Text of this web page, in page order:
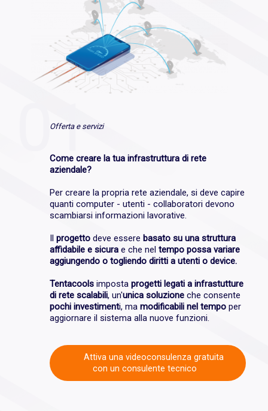
Offerta e servizi
Come creare la tua infrastruttura di rete
aziendale?
Per creare la propria rete aziendale, si deve capire
quanti computer - utenti - collaboratori devono
scambiarsi informazioni lavorative.
Il progetto deve essere basato su una struttura
affidabile e sicura e che nel tempo possa variare
aggiungendo o togliendo diritti a utenti o device.
Tentacools imposta progetti legati a infrastutture
di rete scalabili, un'unica soluzione che consente
pochi investimenti, ma modificabili nel tempo per
aggiornare il sistema alla nuove funzioni.
Attiva una videoconsulenza gratuita
con un consulente tecnico